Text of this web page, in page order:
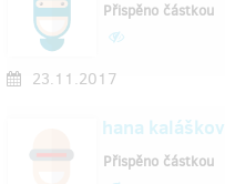
23.11.2017
Přispěno částkou
hana
Přispěno částkou